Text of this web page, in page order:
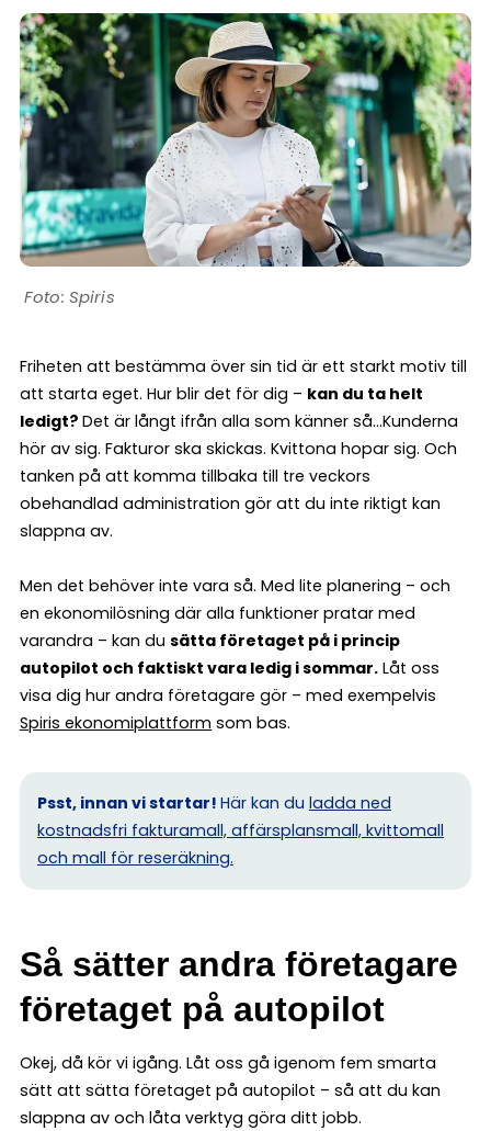
Spiris
Friheten att bestämma över sin tid är ett starkt motiv till
att starta eget. Hur blir det för dig – kan du ta helt
ledigt? Det är långt ifrån alla som känner så…Kunderna
hör av sig. Fakturor ska skickas. Kvittona hopar sig. Och
tanken på att komma tillbaka till tre veckors
obehandlad administration gör att du inte riktigt kan
slappna av.
Men det behöver inte vara så. Med lite planering – och
en ekonomilösning där alla funktioner pratar med
varandra – kan du sätta företaget på i princip
autopilot och faktiskt vara ledig i sommar. Låt oss
visa dig hur andra företagare gör – med exempelvis
Spiris ekonomiplattform som bas.
Psst, innan vi startar! Här kan du ladda ned
kostnadsfri fakturamall, affärsplansmall, kvittomall
och mall för reseräkning.
Så sätter andra företagare
företaget på autopilot
Okej, då kör vi igång. Låt oss gå igenom fem smarta
sätt att sätta företaget på autopilot – så att du kan
slappna av och låta verktyg göra ditt jobb.